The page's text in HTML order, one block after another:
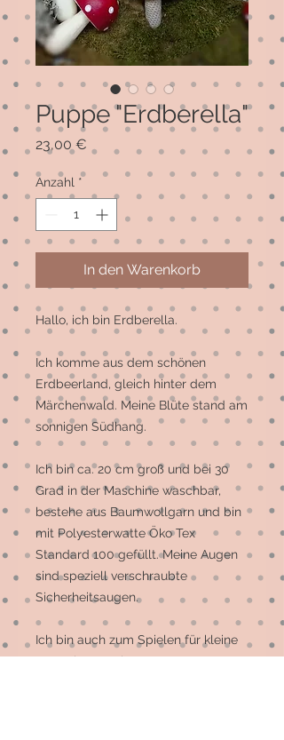
Puppe "Erdberella"
23,00 €
Anzahl *
In den Warenkorb
Hallo, ich bin Erdberella.
Ich komme aus dem schönen
Erdbeerland, gleich hinter dem
Märchenwald. Meine Blüte stand am
sonnigen Südhang.
Ich bin ca. 20 cm groß und bei 30
Grad in der Maschine waschbar,
bestehe aus Baumwollgarn und bin
mit Polyesterwatte Öko Tex
Standard 100 gefüllt. Meine Augen
sind speziell verschraubte
Sicherheitsaugen.
Ich bin auch zum Spielen für kleine
Menschen geeignet.